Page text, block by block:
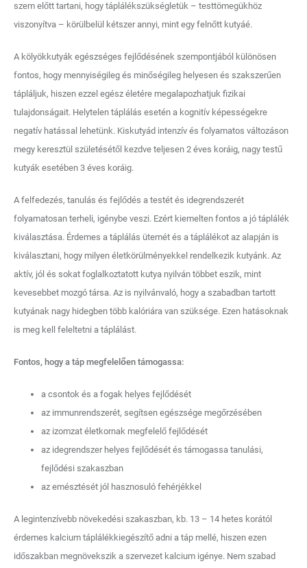
szem előtt tartani, hogy táplálékszükségletük – testtömegükhöz
viszonyítva – körülbelül kétszer annyi, mint egy felnőtt kutyáé.
A kölyökkutyák egészséges fejlődésének szempontjából különösen
fontos, hogy mennyiségileg és minőségileg helyesen és szakszerűen
tápláljuk, hiszen ezzel egész életére megalapozhatjuk fizikai
tulajdonságait. Helytelen táplálás esetén a kognitív képességekre
negatív hatással lehetünk. Kiskutyád intenzív és folyamatos változáson
megy keresztül születésétől kezdve teljesen 2 éves koráig, nagy testű
kutyák esetében 3 éves koráig.
A felfedezés, tanulás és fejlődés a testét és idegrendszerét
folyamatosan terheli, igénybe veszi. Ezért kiemelten fontos a jó táplálék
kiválasztása. Érdemes a táplálás ütemét és a táplálékot az alapján is
kiválasztani, hogy milyen életkörülményekkel rendelkezik kutyánk. Az
aktív, jól és sokat foglalkoztatott kutya nyilván többet eszik, mint
kevesebbet mozgó társa. Az is nyilvánvaló, hogy a szabadban tartott
kutyának nagy hidegben több kalóriára van szüksége. Ezen hatásoknak
is meg kell feleltetni a táplálást.
Fontos, hogy a táp megfelelően támogassa:
a csontok és a fogak helyes fejlődését
az immunrendszerét, segítsen egészsége megőrzésében
az izomzat életkornak megfelelő fejlődését
az idegrendszer helyes fejlődését és támogassa tanulási,
fejlődési szakaszban
az emésztését jól hasznosuló fehérjékkel
A legintenzívebb növekedési szakaszban, kb. 13 – 14 hetes korától
érdemes kalcium táplálékkiegészítő adni a táp mellé, hiszen ezen
időszakban megnövekszik a szervezet kalcium igénye. Nem szabad